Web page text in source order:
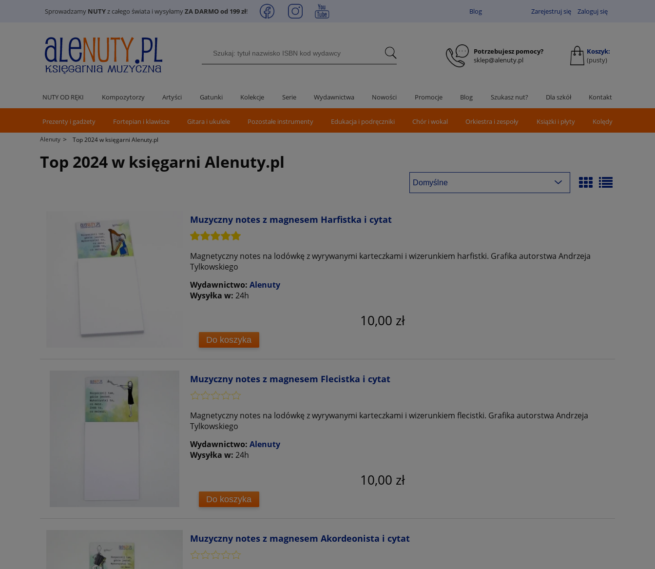
Sprowadzamy NUTYz całego świata i wysyłamyZA DARMO od 199 zł! Blog Zarejestruj się Zaloguj się
Potrzebujesz pomocy?
sklep@alenuty.pl
Koszyk:
(pusty)
NUTY OD RĘKI Kompozytorzy Artyści Gatunki Kolekcje Serie Wydawnictwa Nowości Promocje Blog Szukasz nut? Dla szkół Kontakt
Prezenty i gadżety Fortepian i klawisze Gitara i ukulele Pozostałe instrumenty Edukacja i podręczniki Chór i wokal Orkiestra i zespoły Książki i płyty Kolędy
Alenuty > Top 2024 w księgarni Alenuty.pl
Top 2024 w księgarni Alenuty.pl
Muzyczny notes z magnesem Harfistka i cytat
Magnetyczny notes na lodówkę z wyrywanymi karteczkami i wizerunkiem harfistki. Grafika autorstwa Andrzeja
Tylkowskiego
Wydawnictwo: Alenuty
Wysyłka w: 24h
10,00 zł
Do koszyka
Muzyczny notes z magnesem Flecistka i cytat
Magnetyczny notes na lodówkę z wyrywanymi karteczkami i wizerunkiem flecistki. Grafika autorstwa Andrzeja
Tylkowskiego
Wydawnictwo: Alenuty
Wysyłka w: 24h
10,00 zł
Do koszyka
Muzyczny notes z magnesem Akordeonista i cytat